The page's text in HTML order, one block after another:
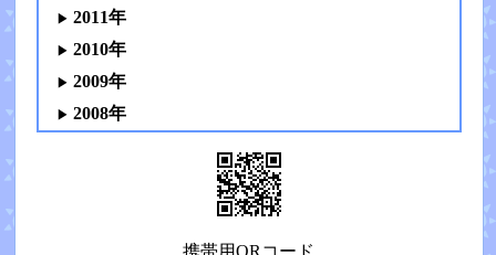
2011年
2010年
2009年
2008年
携帯用QRコード